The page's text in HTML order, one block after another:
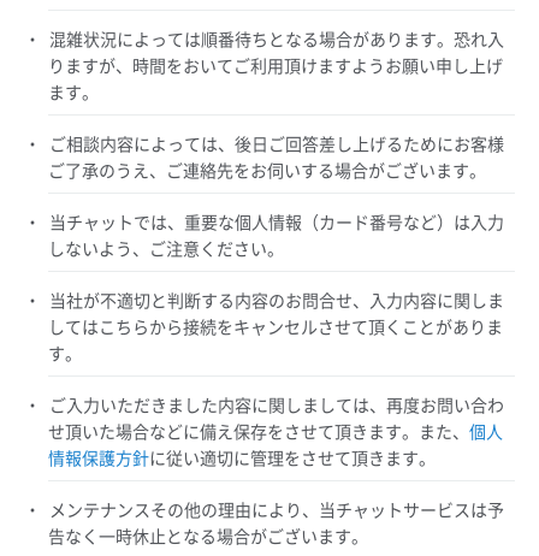
混雑状況によっては順番待ちとなる場合があります。恐れ入
りますが、時間をおいてご利用頂けますようお願い申し上げ
ます。
ご相談内容によっては、後日ご回答差し上げるためにお客様
ご了承のうえ、ご連絡先をお伺いする場合がございます。
当チャットでは、重要な個人情報（カード番号など）は入力
しないよう、ご注意ください。
当社が不適切と判断する内容のお問合せ、入力内容に関しま
してはこちらから接続をキャンセルさせて頂くことがありま
す。
ご入力いただきました内容に関しましては、再度お問い合わ
せ頂いた場合などに備え保存をさせて頂きます。また、 個人
情報保護方針に従い適切に管理をさせて頂きます。
メンテナンスその他の理由により、当チャットサービスは予
告なく一時休止となる場合がございます。